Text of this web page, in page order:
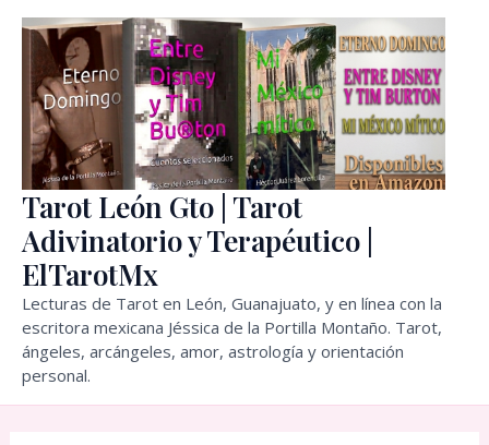
contenido
Tarot León Gto | Tarot
Adivinatorio y Terapéutico |
ElTarotMx
Lecturas de Tarot en León, Guanajuato, y en línea con la
escritora mexicana Jéssica de la Portilla Montaño. Tarot,
ángeles, arcángeles, amor, astrología y orientación
personal.